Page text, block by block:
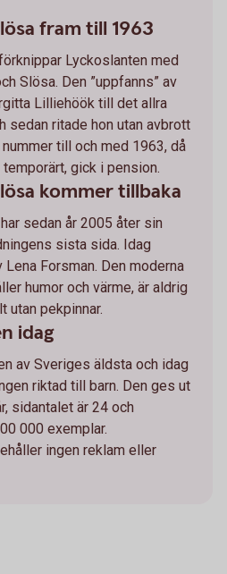
fram till 1963
Lyckoslanten med
Slösa. Den ”uppfanns” av
Lilliehöök till det allra
sedan ritade hon utan avbrott
till och med 1963, då
gick i pension.
kommer tillbaka
sedan år 2005 åter sin
sista sida. Idag
Forsman. Den moderna
humor och värme, är aldrig
utan pekpinnar.
idag
av Sveriges äldsta och idag
riktad till barn. Den ges ut
sidantalet är 24 och
000 exemplar.
ingen reklam eller